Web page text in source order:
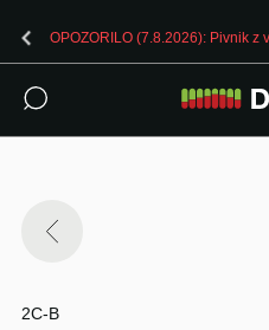
OPOZORILO (7.8.2026): Pivnik z
2C-B